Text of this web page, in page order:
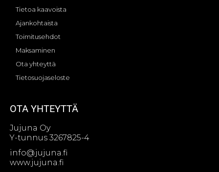
Tietoa kaavoista
Ajankohtaista
Toimitusehdot
Maksaminen
Ota yhteyttä
Tietosuojaseloste
OTA YHTEYTTÄ
Jujuna Oy
Y-tunnus 3267825-4
info@jujuna.fi
www.jujuna.fi